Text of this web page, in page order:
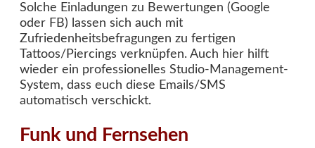
Solche Einladungen zu Bewertungen (Google
oder FB) lassen sich auch mit
Zufriedenheitsbefragungen zu fertigen
Tattoos/Piercings verknüpfen. Auch hier hilft
wieder ein professionelles Studio-Management-
System, dass euch diese Emails/SMS
automatisch verschickt.
Funk und Fernsehen